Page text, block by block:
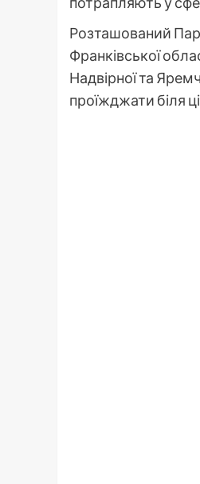
Розташований Парк
Франківської
Надвірної та
проїжджати біля